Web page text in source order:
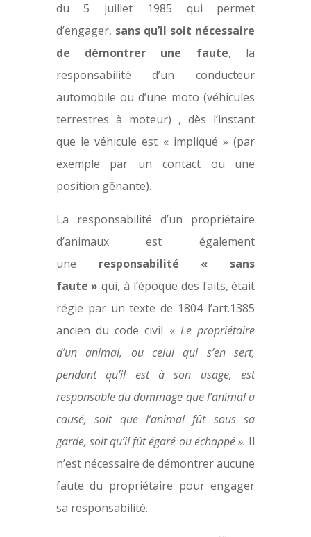
du 5 juillet 1985 qui permet
d’engager, sans qu’il soit nécessaire
de démontrer une faute, la
responsabilité d’un conducteur
automobile ou d’une moto (véhicules
terrestres à moteur) , dès l’instant
que le véhicule est « impliqué » (par
exemple par un contact ou une
position gênante).
La responsabilité d’un propriétaire
d’animaux est également
une responsabilité « sans
faute » qui, à l’époque des faits, était
régie par un texte de 1804 l’art.1385
ancien du code civil «Le propriétaire
d’un animal, ou celui qui s’en sert,
pendant qu’il est à son usage, est
responsable du dommage que l’animal a
causé, soit que l’animal fût sous sa
garde, soit qu’il fût égaré ou échappé ». Il
n’est nécessaire de démontrer aucune
faute du propriétaire pour engager
sa responsabilité.